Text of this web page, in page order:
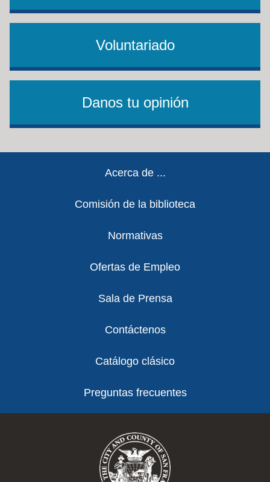
Voluntariado
Danos tu opinión
Acerca de ...
Comisión de la biblioteca
Normativas
Ofertas de Empleo
Sala de Prensa
Contáctenos
Catálogo clásico
Preguntas frecuentes